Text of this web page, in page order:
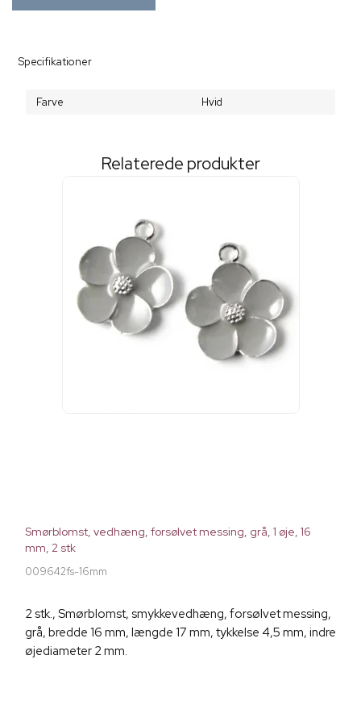
Specifikationer
Farve Hvid
Relaterede produkter
Smørblomst, vedhæng, forsølvet messing, grå, 1 øje, 16
mm, 2 stk
009642fs-16mm
2 stk., Smørblomst, smykkevedhæng, forsølvet messing,
grå, bredde 16 mm, længde 17 mm, tykkelse 4,5 mm, indre
øjediameter 2 mm.